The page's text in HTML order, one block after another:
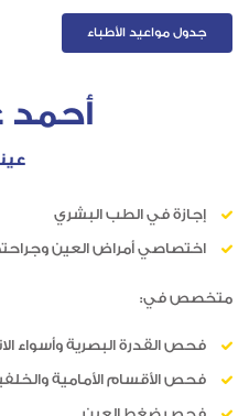
جدول مواعيد الأطباء
إجازة في الطب البشري
اختصاصي أمراض العين
متخصص في:
فحص القدرة البصرية وأسواء
فحص الأقسام الأمامية